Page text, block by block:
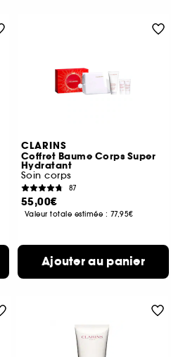
CLARINS
Coffret Baume Corps Super
Hydratant
Soin corps
87
55,00€
Valeur totale estimée : 77,95€
Ajouter au panier